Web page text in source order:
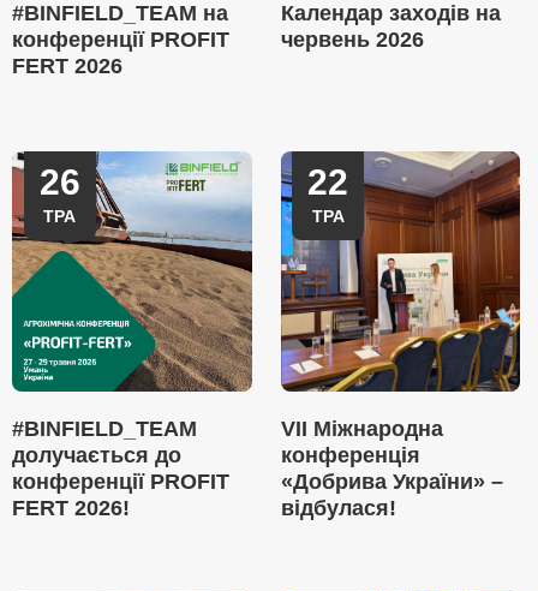
#BINFIELD_TEAM на
конференції PROFIT
FERT 2026
Календар заходів на
червень 2026
26
ТРА
#BINFIELD_TEAM
долучається до
конференції PROFIT
FERT 2026!
22
ТРА
VII Міжнародна
конференція
«Добрива України» –
відбулася!